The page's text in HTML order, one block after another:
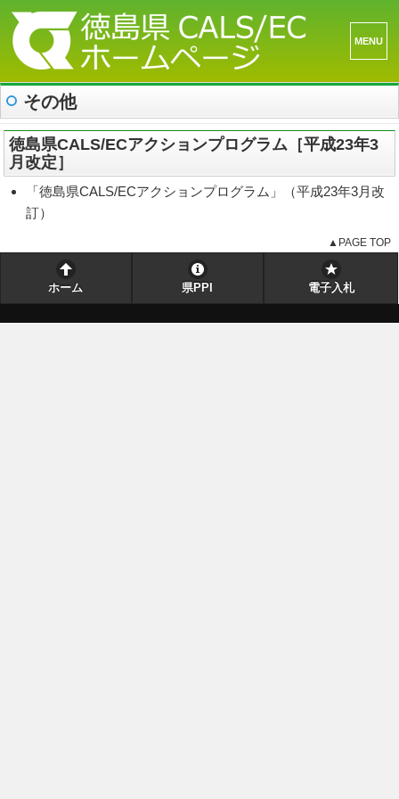
ーとウ
ット
その他
徳島県CALS/ECアクションプログラム［平成23年3
月改定］
「徳島県CALS/ECアクションプログラム」（平成23年3月改
訂）
▲PAGE TOP
ホーム 県PPI 電子入札